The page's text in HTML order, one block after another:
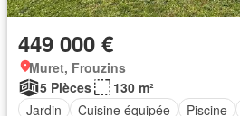
449 000 €
Muret, Frouzins
5 Pièces
130 m²
Jardin
Cuisine équipée Piscine